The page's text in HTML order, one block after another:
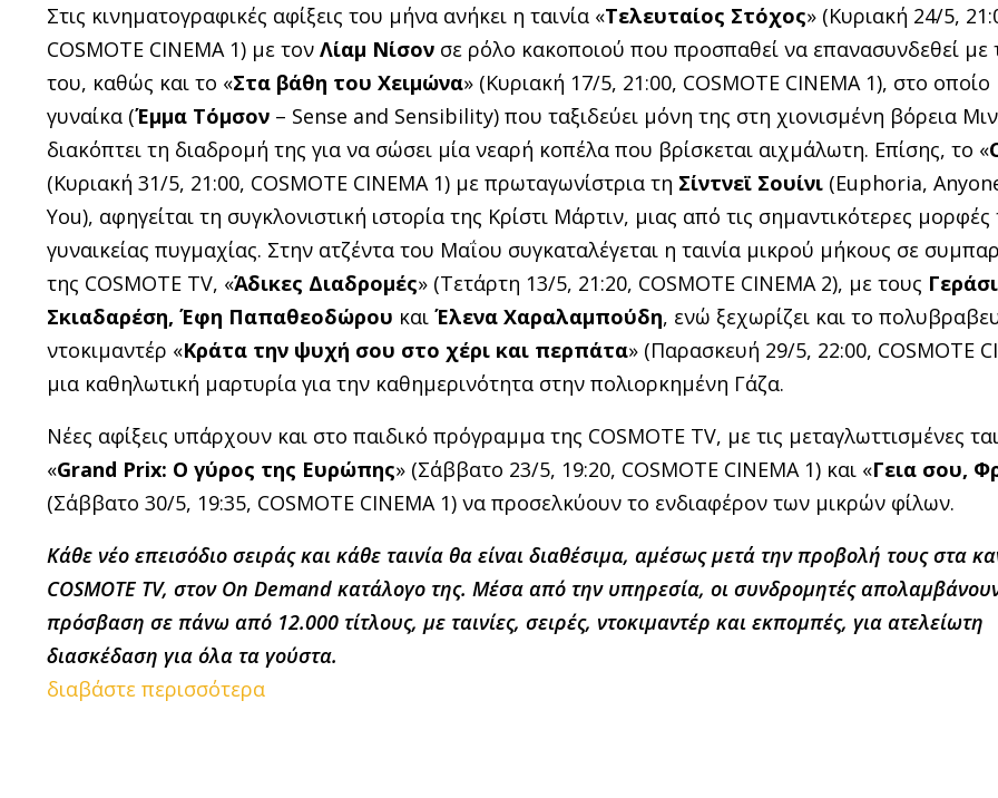
Στις κινηματογραφικές αφίξεις του μήνα ανήκει η ταινία «Τελευταίος Στόχος» (Κυριακή 24/5,
COSMOTE CINEMA 1) με τον Λίαμ Νίσον σε ρόλο κακοποιού που προσπαθεί να επανασυνδεθεί με
του, καθώς και το «Στα βάθη του Χειμώνα» (Κυριακή 17/5, 21:00, COSMOTE CINEMA 1), στο οποίο
γυναίκα (Έμμα Τόμσον – Sense and Sensibility) που ταξιδεύει μόνη της στη χιονισμένη βόρεια
διακόπτει τη διαδρομή της για να σώσει μία νεαρή κοπέλα που βρίσκεται αιχμάλωτη. Επίσης, το «
(Κυριακή 31/5, 21:00, COSMOTE CINEMA 1) με πρωταγωνίστρια τη Σίντνεϊ Σουίνι (Euphoria,
You), αφηγείται τη συγκλονιστική ιστορία της Κρίστι Μάρτιν, μιας από τις σημαντικότερες μορφές
γυναικείας πυγμαχίας. Στην ατζέντα του Μαΐου συγκαταλέγεται η ταινία μικρού μήκους σε
της COSMOTE TV, «Άδικες Διαδρομές» (Τετάρτη 13/5, 21:20, COSMOTE CINEMA 2), με τους
Σκιαδαρέση, Έφη Παπαθεοδώρου και Έλενα Χαραλαμπούδη, ενώ ξεχωρίζει και το
ντοκιμαντέρ «Κράτα την ψυχή σου στο χέρι και περπάτα» (Παρασκευή 29/5, 22:00, COSMOTE
μια καθηλωτική μαρτυρία για την καθημερινότητα στην πολιορκημένη Γάζα.
Νέες αφίξεις υπάρχουν και στο παιδικό πρόγραμμα της COSMOTE TV, με τις μεταγλωττισμένες
«Grand Prix: Ο γύρος της Ευρώπης» (Σάββατο 23/5, 19:20, COSMOTE CINEMA 1) και «Γεια σου,
(Σάββατο 30/5, 19:35, COSMOTE CINEMA 1) να προσελκύουν το ενδιαφέρον των μικρών φίλων.
Κάθε νέο επεισόδιο σειράς και κάθε ταινία θα είναι διαθέσιμα, αμέσως μετά την προβολή τους στα
COSMOTE TV, στον On Demand κατάλογο της. Μέσα από την υπηρεσία, οι συνδρομητές
πρόσβαση σε πάνω από 12.000 τίτλους, με ταινίες, σειρές, ντοκιμαντέρ και εκπομπές, για ατελείωτη
διασκέδαση για όλα τα γούστα.
διαβάστε περισσότερα